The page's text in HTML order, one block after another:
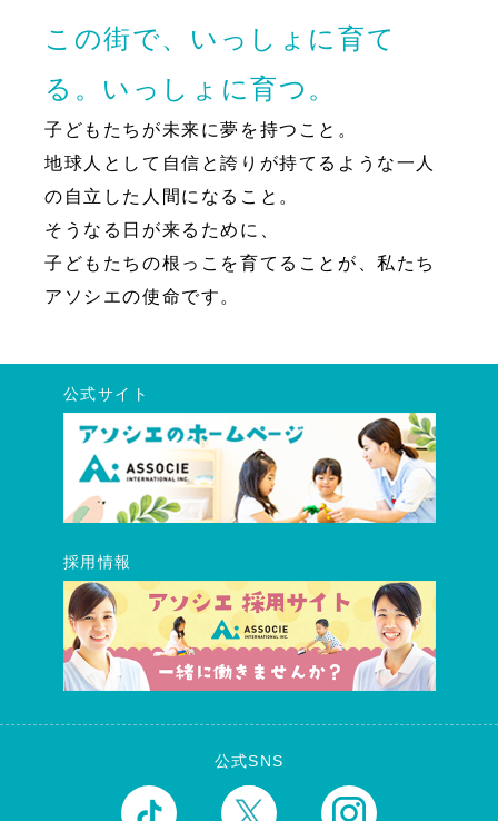
この街で、いっしょに育て
る。いっしょに育つ。
子どもたちが未来に夢を持つこと。
地球人として自信と誇りが持てるような一人
の自立した人間になること。
そうなる日が来るために、
子どもたちの根っこを育てることが、私たち
アソシエの使命です。
公式サイト
採用情報
公式SNS